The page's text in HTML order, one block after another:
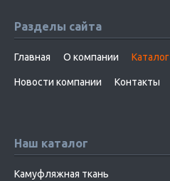
Разделы сайта
Главная О компании Каталог
Новости компании Контакты
Наш каталог
Камуфляжная ткань